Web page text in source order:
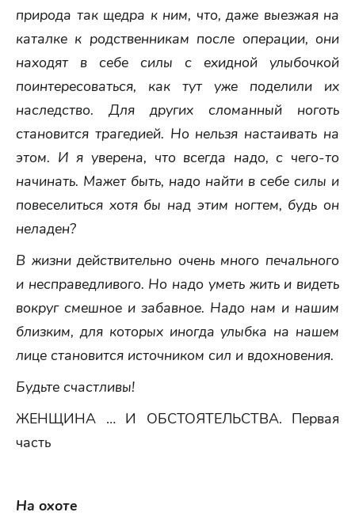
природа так щедра к ним, что, даже выезжая на
каталке к родственникам после операции, они
находят в себе силы с ехидной улыбочкой
поинтересоваться, как тут уже поделили их
наследство. Для других сломанный ноготь
становится трагедией. Но нельзя настаивать на
этом. И я уверена, что всегда надо, с чего-то
начинать. Мажет быть, надо найти в себе силы и
повеселиться хотя бы над этим ногтем, будь он
неладен?
В жизни действительно очень много печального
и несправедливого. Но надо уметь жить и видеть
вокруг смешное и забавное. Надо нам и нашим
близким, для которых иногда улыбка на нашем
лице становится источником сил и вдохновения.
Будьте счастливы!
ЖЕНЩИНА … И ОБСТОЯТЕЛЬСТВА. Первая
часть
На охоте